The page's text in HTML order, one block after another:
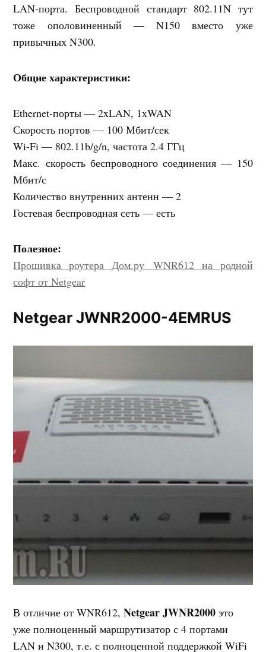
LAN-порта. Беспроводной стандарт 802.11N тут
тоже ополовиненный — N150 вместо уже
привычных N300.
Общие характеристики:
Ethernet-порты — 2xLAN, 1xWAN
Скорость портов — 100 Мбит/сек
Wi-Fi — 802.11b/g/n, частота 2.4 ГГц
Макс. скорость беспроводного соединения — 150
Мбит/с
Количество внутренних антенн — 2
Гостевая беспроводная сеть — есть
Полезное:
Прошивка роутера Дом.ру WNR612 на родной
софт от Netgear
Netgear JWNR2000-4EMRUS
В отличие от WNR612,Netgear JWNR2000 это
уже полноценный маршрутизатор с 4 портами
LAN и N300, т.е. с полноценной поддержкой WiFi